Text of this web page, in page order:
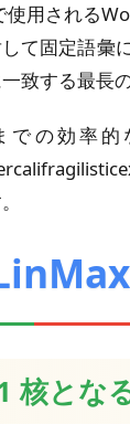
使用される
て固定語彙
致する最長
での効率的
核とな